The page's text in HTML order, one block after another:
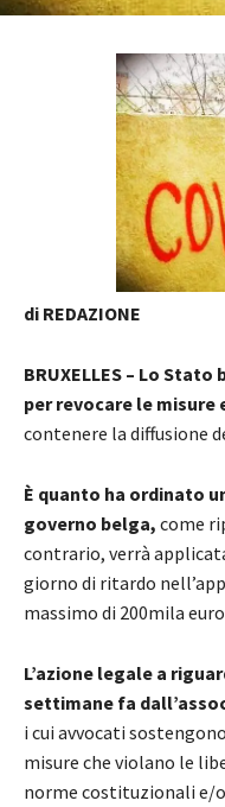
di REDAZIONE
BRUXELLES – Lo
per revocare le misure
contenere la diffusione
È quanto ha ordinato
governo belga, come
contrario, verrà
giorno di ritardo
massimo di 200mila
L’azione legale a
settimane fa
i cui avvocati
misure che violano le
norme costituzionali e/o